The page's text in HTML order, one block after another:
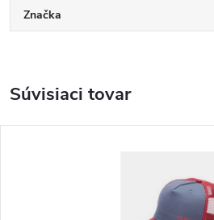
Značka
Súvisiaci tovar